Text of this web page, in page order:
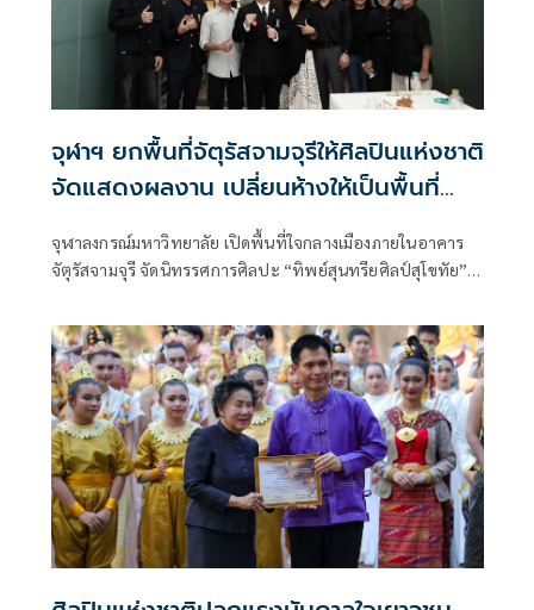
จุฬาฯ ยกพื้นที่จัตุรัสจามจุรีให้ศิลปินแห่งชาติ
จัดแสดงผลงาน เปลี่ยนห้างให้เป็นพื้นที่
จุฬาลงกรณ์มหาวิทยาลัย เปิดพื้นที่ใจกลางเมืองภายในอาคาร
จัตุรัสจามจุรี จัดนิทรรศการศิลปะ “ทิพย์สุนทรียศิลป์สุโขทัย”
เปิดพื้นที่การเรียนรู้ด้านศิลปวัฒนธรรมให้แก่นิสิตและ
ประชาชนทั่วไป